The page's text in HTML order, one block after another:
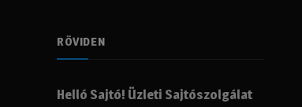
RÖVIDEN
Helló Sajtó! Üzleti Sajtószolgálat